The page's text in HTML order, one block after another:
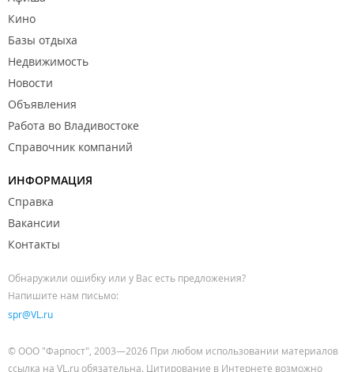
Кино
Базы отдыха
Недвижимость
Новости
Объявления
Работа во Владивостоке
Справочник компаний
ИНФОРМАЦИЯ
Справка
Вакансии
Контакты
Обнаружили ошибку или у Вас есть предложения?
Напишите нам письмо:
spr@VL.ru
© ООО "Фарпост", 2003—2026 При любом использовании материалов
ссылка на VL.ru обязательна. Цитирование в Интернете возможно